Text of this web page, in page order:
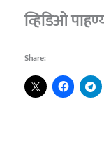
व्हिडिओ
Share: